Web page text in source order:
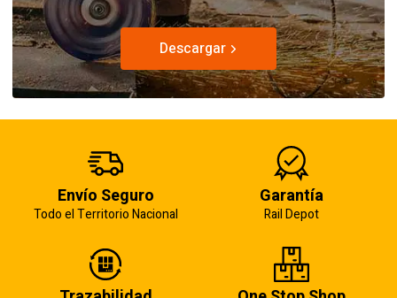
Descargar
Envío Seguro
Todo el Territorio Nacional
Garantía
Rail Depot